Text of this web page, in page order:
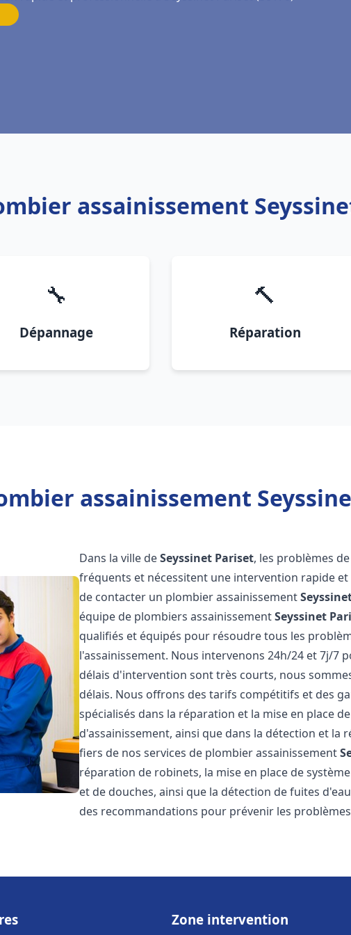
assainissement
🔧
Dépannage
🔨
Réparation
assainissement
Dans la ville deSeyssinet Pariset, les problèmes
fréquents et nécessitent une intervention rapide
de contacter un plombier assainissement
équipe de plombiers assainissementSeyssinet
qualifiés et équipés pour résoudre tous les
l'assainissement. Nous intervenons 24h/24 et 7j/7
délais d'intervention sont très courts, nous
délais. Nous offrons des tarifs compétitifs et des
spécialisés dans la réparation et la mise en place
d'assainissement, ainsi que dans la détection et la
fiers de nos services de plombier assainissement
réparation de robinets, la mise en place de
et de douches, ainsi que la détection de fuites
des recommandations pour prévenir les problèmes
Zone intervention